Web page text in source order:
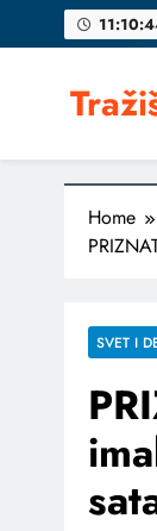
to
Home
SVET I